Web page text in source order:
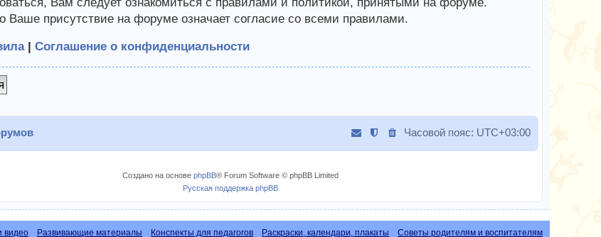
Ваше присутствие на форуме означает согласие со всеми правилами.
| Соглашение о конфиденциальности
Часовой пояс: UTC+03:00
Создано на основеphpBB® Forum Software © phpBB Limited
Русская поддержка phpBB
видео Развивающие материалы Конспекты для педагогов Раскраски, календари, плакаты Советы родителям и воспитателям